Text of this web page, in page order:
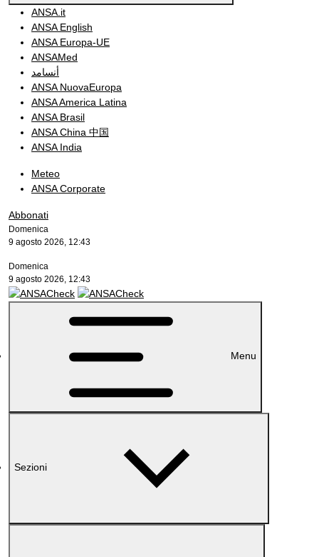
ANSA.it
ANSA English
ANSA Europa-UE
ANSAMed
أنسامد
ANSA NuovaEuropa
ANSA America Latina
ANSA Brasil
ANSA China 中国
ANSA India
Meteo
ANSA Corporate
Abbonati
Domenica
9 agosto 2026, 12:43
Domenica
9 agosto 2026, 12:43
Menu
Sezioni